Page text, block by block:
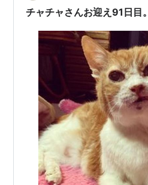
しに参りますね！ 改めてよろし
チャチャさんお迎え91日目。